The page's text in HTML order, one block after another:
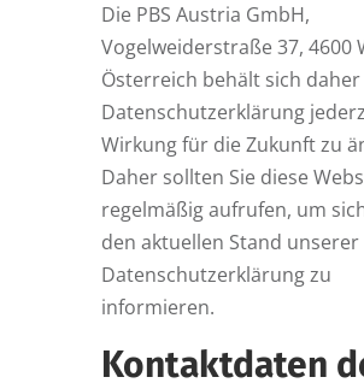
Die PBS Austria GmbH,
Vogelweiderstraße 37, 4600
Österreich behält sich
Datenschutzerklärung
Wirkung für die Zukunft zu
Daher sollten Sie diese
regelmäßig aufrufen, um
den aktuellen Stand unserer
Datenschutzerklärung zu
informieren.
Kontaktdaten